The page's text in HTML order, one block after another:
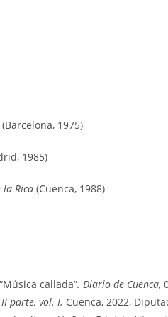
(Barcelona, 1975)
1985)
Rica (Cuenca, 1988)
callada”. Diario de Cuenca,
parte, vol. I. Cuenca, 2022,